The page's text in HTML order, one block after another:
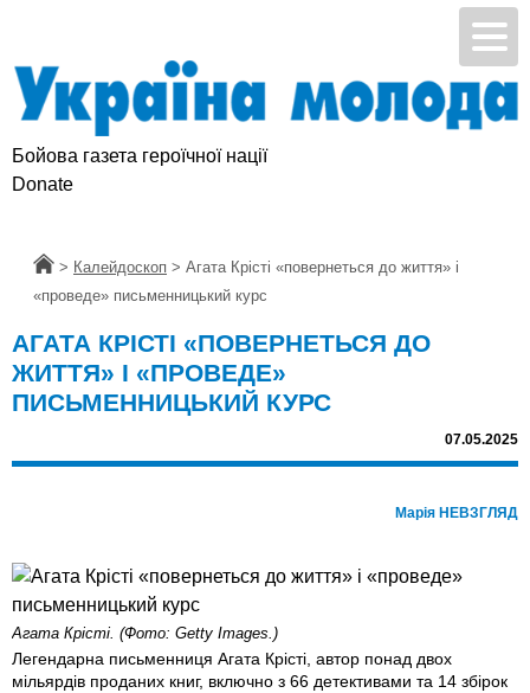
Бойова газета героїчної нації
Donate
Головна
> Калейдоскоп > Агата Крісті «повернеться до життя» і
«проведе» письменницький курс
АГАТА КРІСТІ «ПОВЕРНЕТЬСЯ ДО
ЖИТТЯ» І «ПРОВЕДЕ»
ПИСЬМЕННИЦЬКИЙ КУРС
07.05.2025
Марія НЕВЗГЛЯД
Агата Крісті. (Фото: Getty Images.)
Легендарна письменниця Агата Крісті, автор понад двох
мільярдів проданих книг, включно з 66 детективами та 14 збірок